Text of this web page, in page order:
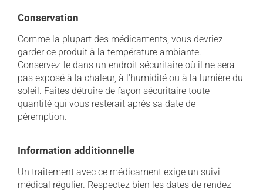
Conservation
Comme la plupart des médicaments, vous devriez
garder ce produit à la température ambiante.
Conservez-le dans un endroit sécuritaire où il ne sera
pas exposé à la chaleur, à l'humidité ou à la lumière du
soleil. Faites détruire de façon sécuritaire toute
quantité qui vous resterait après sa date de
péremption.
Information additionnelle
Un traitement avec ce médicament exige un suivi
médical régulier. Respectez bien les dates de rendez-